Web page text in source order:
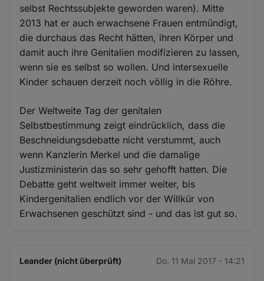
selbst Rechtssubjekte geworden waren). Mitte
2013 hat er auch erwachsene Frauen entmündigt,
die durchaus das Recht hätten, ihren Körper und
damit auch ihre Genitalien modifizieren zu lassen,
wenn sie es selbst so wollen. Und intersexuelle
Kinder schauen derzeit noch völlig in die Röhre.
Der Weltweite Tag der genitalen
Selbstbestimmung zeigt eindrücklich, dass die
Beschneidungsdebatte nicht verstummt, auch
wenn Kanzlerin Merkel und die damalige
Justizministerin das so sehr gehofft hatten. Die
Debatte geht weltweit immer weiter, bis
Kindergenitalien endlich vor der Willkür von
Erwachsenen geschützt sind - und das ist gut so.
Leander (nicht überprüft) Do. 11 Mai 2017 - 14:21